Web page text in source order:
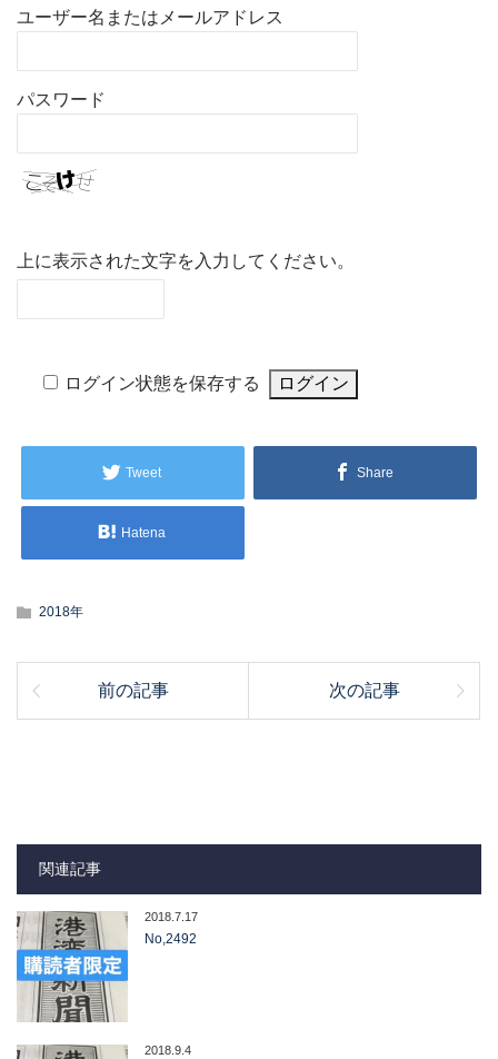
ユーザー名またはメールアドレス
パスワード
上に表示された文字を入力してください。
ログイン状態を保存する
Tweet Share
Hatena
2018年
前の記事 次の記事
関連記事
2018.7.17
No,2492
2018.9.4